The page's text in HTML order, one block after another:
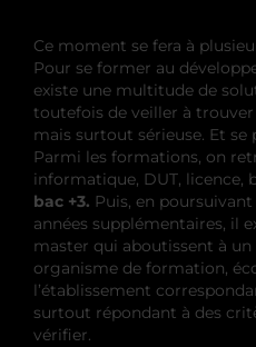
Ce moment se fera à
Pour se former au
existe une multitude de
toutefois de veiller à
mais surtout sérieuse. Et se
Parmi les formations, on
informatique, DUT, licence,
bac +3. Puis, en
années supplémentaires, il
master qui aboutissent à un
organisme de formation,
l’établissement
surtout répondant à des
vérifier.